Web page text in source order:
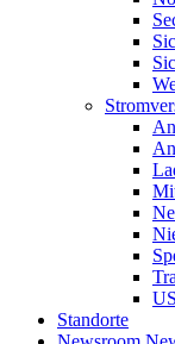
Standorte